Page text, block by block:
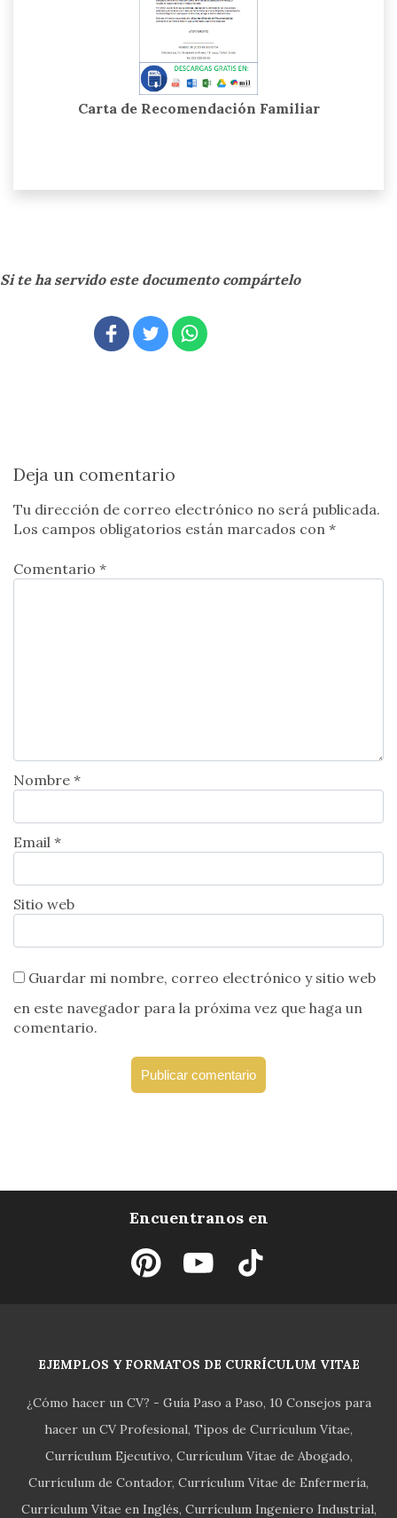
Carta de Recomendación Familiar
Si te ha servido este documento compártelo
Deja un comentario
Tu dirección de correo electrónico no será publicada.
Los campos obligatorios están marcados con *
Comentario *
Nombre *
Email *
Sitio web
Guardar mi nombre, correo electrónico y sitio web
en este navegador para la próxima vez que haga un
comentario.
Encuentranos en
EJEMPLOS Y FORMATOS DE CURRÍCULUM VITAE
¿Cómo hacer un CV? - Guía Paso a Paso 10 Consejos para
hacer un CV Profesional Tipos de Currículum Vitae
Currículum Ejecutivo Currículum Vitae de Abogado
Currículum de Contador Currículum Vitae de Enfermería
Currículum Vitae en Inglés Currículum Ingeniero Industrial